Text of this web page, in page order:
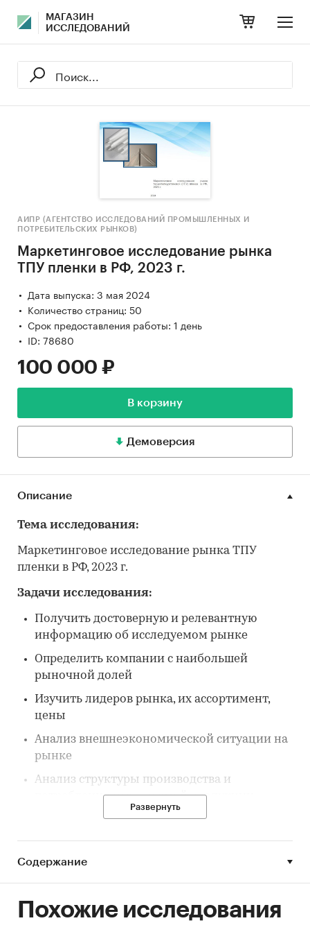
МАГАЗИН
ИССЛЕДОВАНИЙ
АИПР (АГЕНТСТВО ИССЛЕДОВАНИЙ ПРОМЫШЛЕННЫХ И
ПОТРЕБИТЕЛЬСКИХ РЫНКОВ)
Маркетинговое исследование рынка
ТПУ пленки в РФ, 2023 г.
Дата выпуска: 3 мая 2024
Количество страниц: 50
Срок предоставления работы: 1 день
ID: 78680
100 000 ₽
В корзину
Демоверсия
Описание
Тема исследования:
Маркетинговое исследование рынка ТПУ
пленки в РФ, 2023 г.
Задачи исследования:
Получить достоверную и релевантную
информацию об исследуемом рынке
Определить компании с наибольшей
рыночной долей
Изучить лидеров рынка, их ассортимент,
цены
Анализ внешнеэкономической ситуации на
рынке
Анализ структуры производства и
потребления исследуемой продукции
Построить прогноз развития исследуемого
Параметры исследования:
Термополиуретановые пленки (далее - ТПУ
Развернуть
Содержание
Похожие исследования